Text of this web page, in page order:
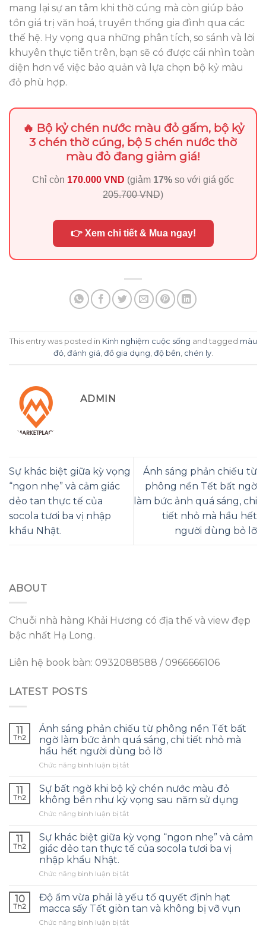
mang lại sự an tâm khi thờ cúng mà còn giúp bảo
tồn giá trị văn hoá, truyền thống gia đình qua các
thế hệ. Hy vọng qua những phân tích, so sánh và lời
khuyên thực tiễn trên, bạn sẽ có được cái nhìn toàn
diện hơn về việc bảo quản và lựa chọn bộ kỷ màu
đỏ phù hợp.
🔥 Bộ kỷ chén nước màu đỏ gấm, bộ kỷ
3 chén thờ cúng, bộ 5 chén nước thờ
màu đỏ đang giảm giá!
Chỉ còn 170.000 VND (giảm 17% so với giá gốc
205.700 VND)
👉 Xem chi tiết & Mua ngay!
This entry was posted in Kinh nghiệm cuộc sống and tagged màu
đỏ, đánh giá đồ gia dụng độ bền chén ly.
ADMIN
Sự khác biệt giữa kỳ vọng
“ngon nhẹ” và cảm giác
dẻo tan thực tế của
socola tươi ba vị nhập
khẩu Nhật.
Ánh sáng phản chiếu từ
phông nền Tết bất ngờ
làm bức ảnh quá sáng, chi
tiết nhỏ mà hầu hết
người dùng bỏ lỡ
ABOUT
Chuỗi nhà hàng Khải Hương có địa thế và view đẹp
bậc nhất Hạ Long.
Liên hệ book bàn: 0932088588 / 0966666106
LATEST POSTS
11
Th2
Ánh sáng phản chiếu từ phông nền Tết bất
ngờ làm bức ảnh quá sáng, chi tiết nhỏ mà
hầu hết người dùng bỏ lỡ
Chức năng bình luận bị tắtở
sáng
phản
chiếu
từ
nền
Tết
làm
ảnh
quá
chi
11
Th2
Sự bất ngờ khi bộ kỷ chén nước màu đỏ
không bền như kỳ vọng sau năm sử dụng
Chức năng bình luận bị tắtở
bất
ngờ
khi
kỷ
nước
màu
đỏ
không
11
Th2
Sự khác biệt giữa kỳ vọng “ngon nhẹ” và cảm
giác dẻo tan thực tế của socola tươi ba vị
nhập khẩu Nhật.
Chức năng bình luận bị tắtở
khác
biệt
giữa
kỳ
10
Th2
Độ ẩm vừa phải là yếu tố quyết định hạt
macca sấy Tết giòn tan và không bị vỡ vụn
Chức năng bình luận bị tắtở